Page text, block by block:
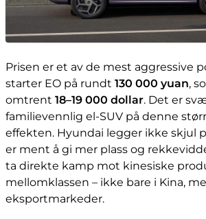
Prisen er et av de mest aggressive
starter EO på rundt 130 000 yuan,
omtrent 18–19 000 dollar. Det er
familievennlig el-SUV på denne
effekten. Hyundai legger ikke skjul
er ment å gi mer plass og
ta direkte kamp mot kinesiske
mellomklassen – ikke bare i Kina,
eksportmarkeder.